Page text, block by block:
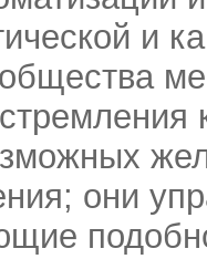
и
они